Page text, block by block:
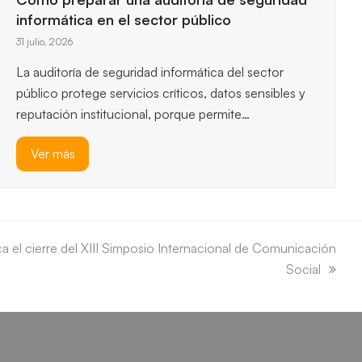
esenciales, así que entender los…
Ver más
el cierre del XIII Simposio Internacional de Comunicación
Social